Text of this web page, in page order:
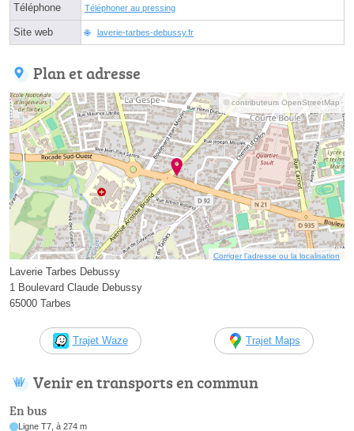
Téléphone Téléphoner au pressing
Site web laverie-tarbes-debussy.fr
Plan et adresse
© contributeurs OpenStreetMap
Corriger l’adresse ou la localisation
Laverie Tarbes Debussy
1 Boulevard Claude Debussy
65000 Tarbes
Trajet Waze Trajet Maps
Venir en transports en commun
En bus
Ligne T7, à 274 m